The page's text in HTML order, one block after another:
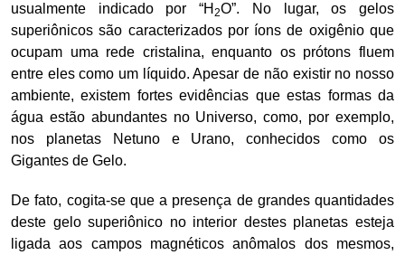
usualmente indicado por “H2O”. No lugar, os gelos
superiônicos são caracterizados por íons de oxigênio que
ocupam uma rede cristalina, enquanto os prótons fluem
entre eles como um líquido. Apesar de não existir no nosso
ambiente, existem fortes evidências que estas formas da
água estão abundantes no Universo, como, por exemplo,
nos planetas Netuno e Urano, conhecidos como os
Gigantes de Gelo.
De fato, cogita-se que a presença de grandes quantidades
deste gelo superiônico no interior destes planetas esteja
ligada aos campos magnéticos anômalos dos mesmos,